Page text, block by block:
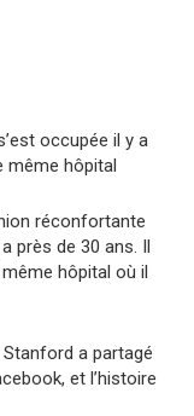
occupée il y a
même hôpital
réconfortante
près de 30 ans. Il
hôpital où il
a partagé
et l’histoire